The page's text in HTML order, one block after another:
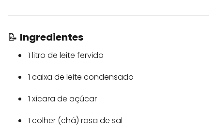
📝 Ingredientes
1 litro de leite fervido
1 caixa de leite condensado
1 xícara de açúcar
1 colher (chá) rasa de sal